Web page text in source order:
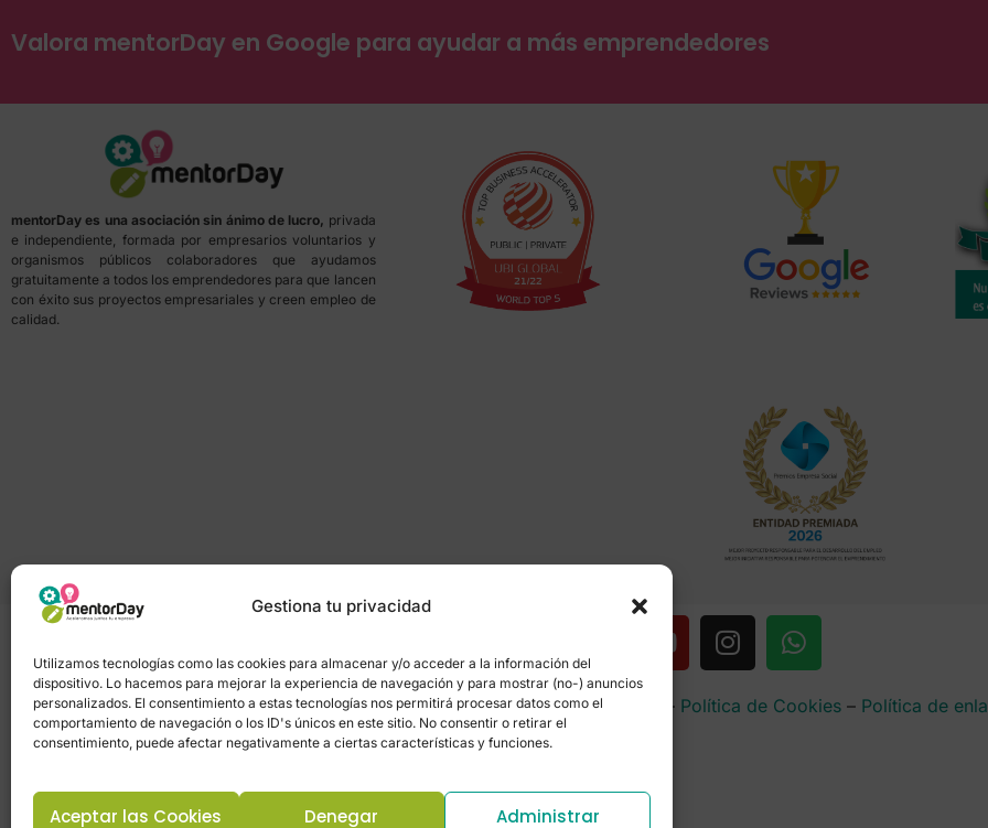
Gestiona tu privacidad
Utilizamos tecnologías como las cookies para almacenar y/o acceder a la información del
dispositivo. Lo hacemos para mejorar la experiencia de navegación y para mostrar (no-) anuncios
personalizados. El consentimiento a estas tecnologías nos permitirá procesar datos como el
comportamiento de navegación o los ID's únicos en este sitio. No consentir o retirar el
consentimiento, puede afectar negativamente a ciertas características y funciones.
Aceptar las Cookies Denegar Administrar
Valora mentorDay en Google para ayudar a más emprendedores
mentorDay es una asociación sin ánimo de lucro, privada
e independiente, formada por empresarios voluntarios y
organismos públicos colaboradores que ayudamos
gratuitamente a todos los emprendedores para que lancen
con éxito sus proyectos empresariales y creen empleo de
calidad.
Política de privacidad–Portal de transparencia–Aviso Legal – Política de Cookies– Política de